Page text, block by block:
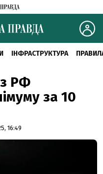
ІНФРАСТРУКТУРА
з РФ
за 10
16:49